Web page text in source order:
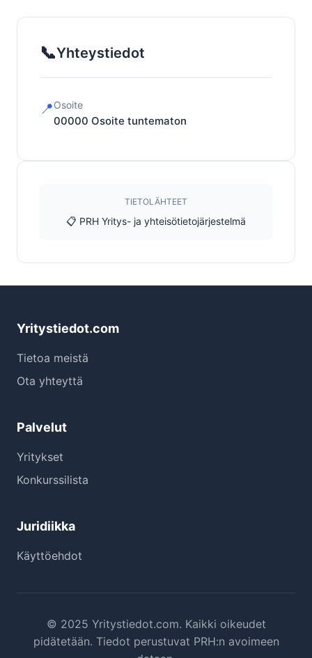
📞Yhteystiedot
📍Osoite
00000 Osoite tuntematon
TIETOLÄHTEET
📋 PRH Yritys- ja yhteisötietojärjestelmä
Yritystiedot.com
Tietoa meistä
Ota yhteyttä
Palvelut
Yritykset
Konkurssilista
Juridiikka
Käyttöehdot
© 2025 Yritystiedot.com. Kaikki oikeudet
pidätetään. Tiedot perustuvat PRH:n avoimeen